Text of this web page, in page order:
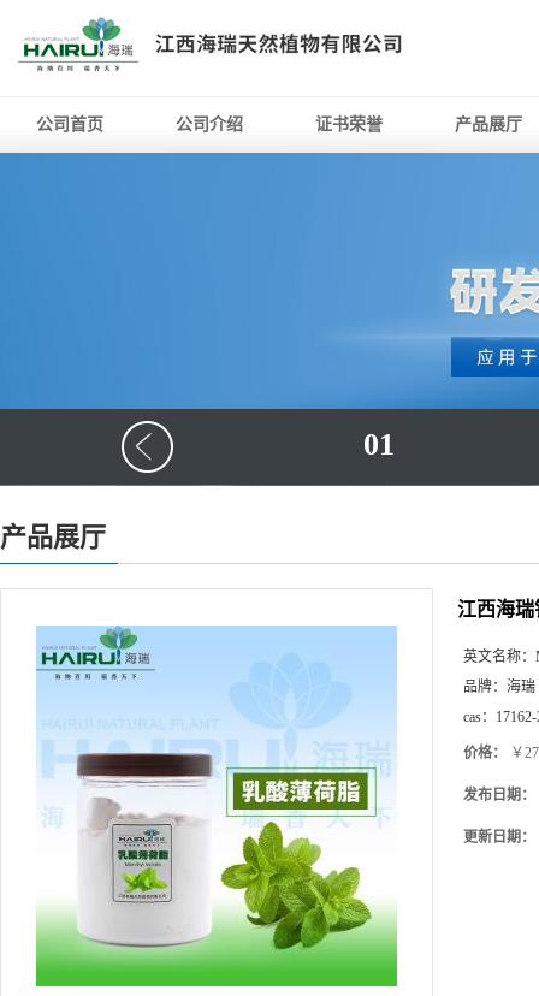
公司首页 公司介绍 证书荣誉 产品展厅
01
产品展厅
江西海瑞
英文名称：
品牌： 海瑞
cas：
价格： ￥
发布日期：
更新日期：